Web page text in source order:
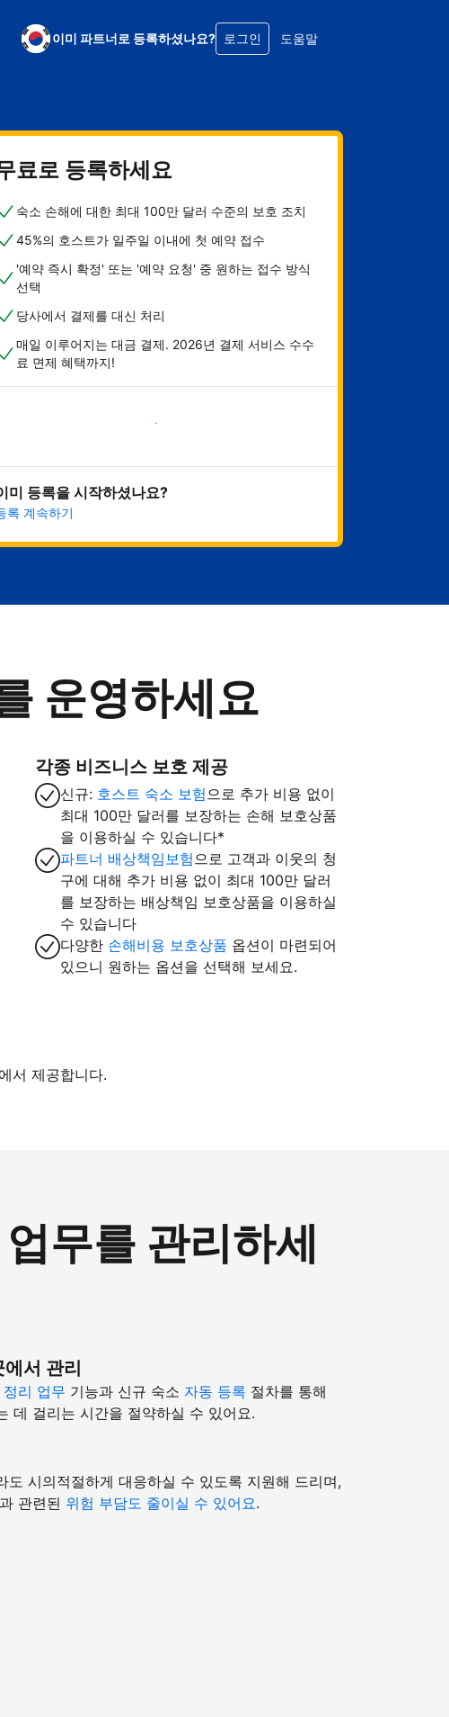
이미 파트너로 등록하셨나요? 로그인 도움말
료로 등록하세요
숙소 손해에 대한 최대 100만 달러 수준의 보호 조치
45%의 호스트가 일주일 이내에 첫 예약 접수
'예약 즉시 확정' 또는 '예약 요청' 중 원하는 접수 방식
선택
당사에서 결제를 대신 처리
매일 이루어지는 대금 결제. 2026년 결제 서비스 수수
료 면제 혜택까지!
지금 시작하기
미 등록을 시작하셨나요?
록 계속하기
운영하세요
각종 비즈니스 보호 제공
신규: 호스트 숙소 보험으로 추가 비용 없이
최대 100만 달러를 보장하는 손해 보호상품
을 이용하실 수 있습니다*
파트너 배상책임보험으로 고객과 이웃의 청
구에 대해 추가 비용 없이 최대 100만 달러
를 보장하는 배상책임 보호상품을 이용하실
수 있습니다
다양한 손해비용 보호상품 옵션이 마련되어
있으니 원하는 옵션을 선택해 보세요.
서 제공합니다.
무를 관리하세
서 관리
정리 업무 기능과 신규 숙소 자동 등록 절차를 통해
데 걸리는 시간을 절약하실 수 있어요.
도 시의적절하게 대응하실 수 있도록 지원해 드리며,
관련된 위험 부담도 줄이실 수 있어요.